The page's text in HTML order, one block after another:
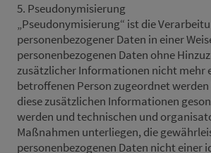
5. Pseudonymisierung
„Pseudonymisierung“ ist die
personenbezogener Daten in einer
personenbezogenen Daten ohne
zusätzlicher Informationen nicht mehr
betroffenen Person zugeordnet
diese zusätzlichen Informationen
werden und technischen und
Maßnahmen unterliegen, die
personenbezogenen Daten nicht einer